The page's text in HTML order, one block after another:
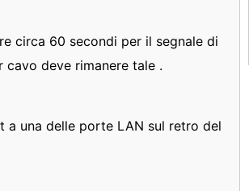
circa 60 secondi per il segnale di
cavo deve rimanere tale .
a una delle porte LAN sul retro del